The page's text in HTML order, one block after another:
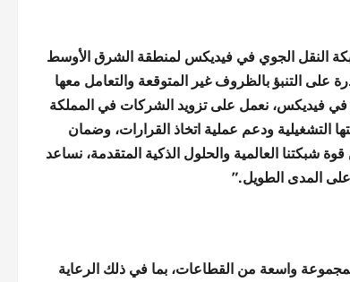
النقل الجوي في فيديكس لمنطقة الشرق الأوسط
على التنبؤ بالظروف غير المتوقعة والتعامل معها
فيديكس، نعمل على تزويد الشركات في المملكة
التشغيلية ودعم عملية اتخاذ القرارات، وضمان
العالمية والحلول الذكية المتقدمة، نساعد
على المدى الطويل.”
واسعة من القطاعات، بما في ذلك الرعاية